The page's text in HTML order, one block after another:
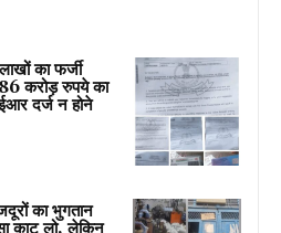
का फर्जी
करोड़ रुपये का
दर्ज न होने
का भुगतान
काट लो, लेकिन